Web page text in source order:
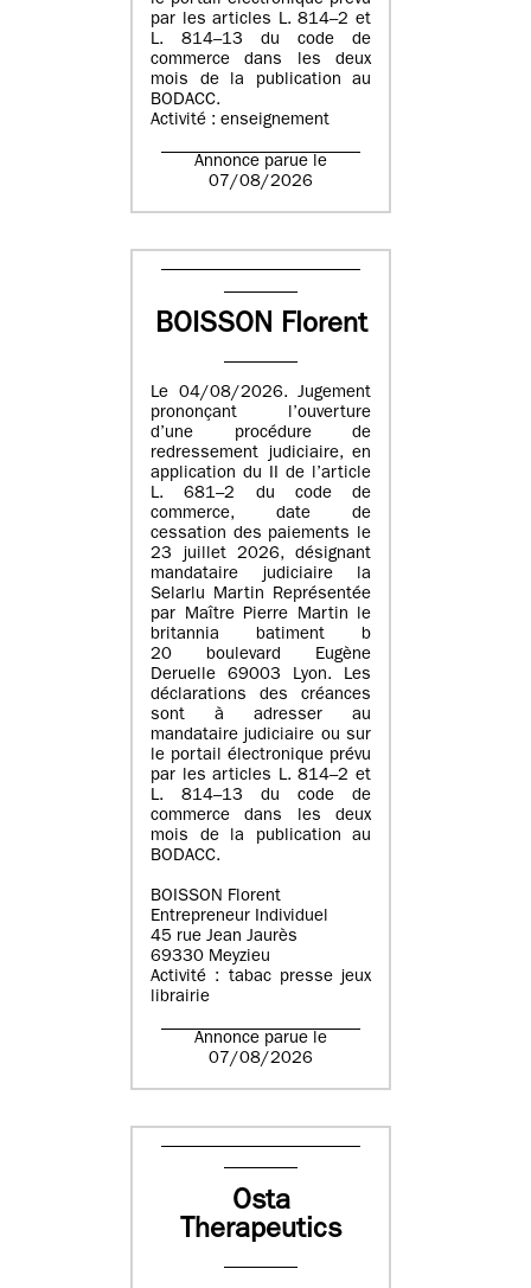
par les articles L. 814–2 et
L. 814–13 du code de
commerce dans les deux
mois de la publication au
BODACC.
Activité : enseignement
Annonce parue le
07/08/2026
BOISSON Florent
Le 04/08/2026. Jugement
prononçant l’ouverture
d’une procédure de
redressement judiciaire, en
application du II de l’article
L. 681–2 du code de
commerce, date de
cessation des paiements le
23 juillet 2026, désignant
mandataire judiciaire la
Selarlu Martin Représentée
par Maître Pierre Martin le
britannia batiment b
20 boulevard Eugène
Deruelle 69003 Lyon. Les
déclarations des créances
sont à adresser au
mandataire judiciaire ou sur
le portail électronique prévu
par les articles L. 814–2 et
L. 814–13 du code de
commerce dans les deux
mois de la publication au
BODACC.
BOISSON Florent
Entrepreneur Individuel
45 rue Jean Jaurès
69330 Meyzieu
Activité : tabac presse jeux
librairie
Annonce parue le
07/08/2026
Osta
Therapeutics